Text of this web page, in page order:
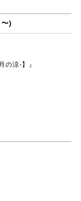
)
の涼-】』